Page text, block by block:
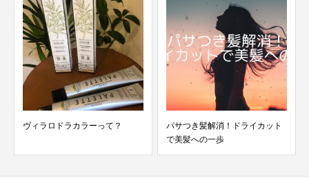
ヴィラロドラカラーって？
パサつき髪解消！ドライカット
で美髪への一歩